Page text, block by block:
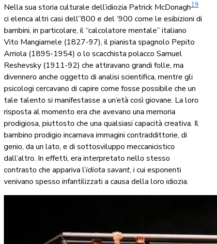
Nella sua storia culturale dell’idiozia Patrick McDonagh19
ci elenca altri casi dell’’800 e del ’900 come le esibizioni di
bambini, in particolare, il “calcolatore mentale” italiano
Vito Mangiamele (1827-97), il pianista spagnolo Pepito
Arriola (1895-1954) o lo scacchista polacco Samuel
Reshevsky (1911-92) che attiravano grandi folle, ma
divennero anche oggetto di analisi scientifica, mentre gli
psicologi cercavano di capire come fosse possibile che un
tale talento si manifestasse a un’età così giovane. La loro
risposta al momento era che avevano una memoria
prodigiosa, piuttosto che una qualsiasi capacità creativa. Il
bambino prodigio incarnava immagini contraddittorie, di
genio, da un lato, e di sottosviluppo meccanicistico
dall’altro. In effetti, era interpretato nello stesso
contrasto che appariva l’idiota savant, i cui esponenti
venivano spesso infantilizzati a causa della loro idiozia.